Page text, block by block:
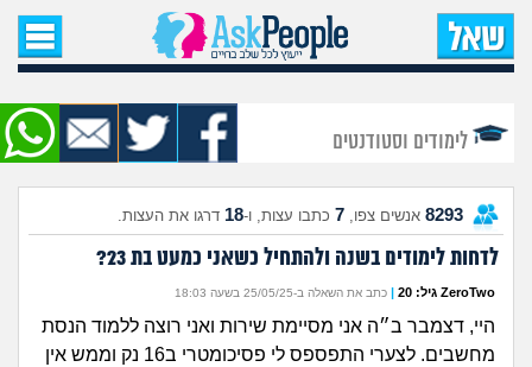
עמוד הבית
שאל שאלה
שאלות חדשות
שאלות שעוררו עניין
עצות חדשות
מה קורה כאן?
לימודים וסטודנטים
8293 אנשים צפו, 7 כתבו עצות, ו-18 דרגו את העצות.
לדחות לימודים בשנה ולהתחיל כשאני כמעט בת 23?
ZeroTwo גיל: 20 | כתב את השאלה ב-25/05/25 בשעה 18:03
היי, דצמבר ב״ה אני מסיימת שירות ואני רוצה ללמוד הנסת
מחשבים. לצערי התפספס לי פסיכומטרי ב16 נק וממש אין